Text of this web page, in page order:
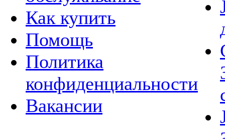
Как купить
Помощь
Политика
конфиденциальности
Вакансии